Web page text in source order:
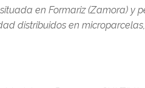
en Formariz (Zamora)
distribuidos en